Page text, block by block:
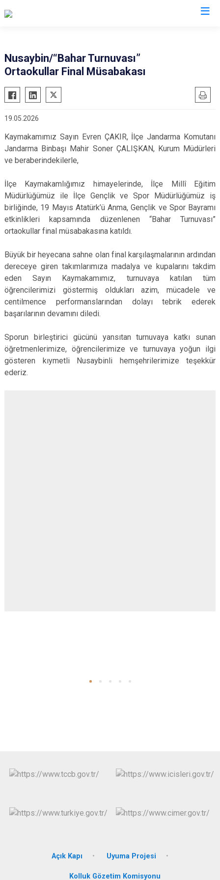
Dargeçit
Derik
Mazıdağı
Midyat
Nusaybin
Artuklu
Nusaybin/“Bahar Turnuvası”
Ortaokullar Final Müsabakası
19.05.2026
Kaymakamımız Sayın Evren ÇAKIR, İlçe Jandarma Komutanı
Jandarma Binbaşı Mahir Soner ÇALIŞKAN, Kurum Müdürleri
ve beraberindekilerle,
İlçe Kaymakamlığımız himayelerinde, İlçe Millî Eğitim
Müdürlüğümüz ile İlçe Gençlik ve Spor Müdürlüğümüz iş
birliğinde, 19 Mayıs Atatürk’ü Anma, Gençlik ve Spor Bayramı
etkinlikleri kapsamında düzenlenen “Bahar Turnuvası”
ortaokullar final müsabakasına katıldı.
Büyük bir heyecana sahne olan final karşılaşmalarının ardından
dereceye giren takımlarımıza madalya ve kupalarını takdim
eden Sayın Kaymakamımız, turnuvaya katılan tüm
öğrencilerimizi göstermiş oldukları azim, mücadele ve
centilmence performanslarından dolayı tebrik ederek
başarılarının devamını diledi.
Sporun birleştirici gücünü yansıtan turnuvaya katkı sunan
öğretmenlerimize, öğrencilerimize ve turnuvaya yoğun ilgi
gösteren kıymetli Nusaybinli hemşehrilerimize teşekkür
ederiz.
Açık Kapı Uyuma Projesi
Kolluk Gözetim Komisyonu